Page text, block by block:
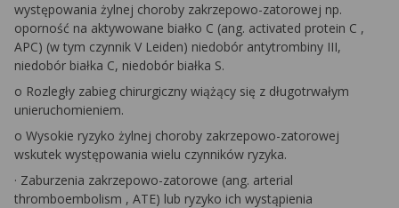
występowania żylnej choroby zakrzepowo-zatorowej np.
oporność na aktywowane białko C (ang. activated protein C ,
APC) (w tym czynnik V Leiden) niedobór antytrombiny III,
niedobór białka C, niedobór białka S.
o Rozległy zabieg chirurgiczny wiążący się z długotrwałym
unieruchomieniem.
o Wysokie ryzyko żylnej choroby zakrzepowo-zatorowej
wskutek występowania wielu czynników ryzyka.
· Zaburzenia zakrzepowo-zatorowe (ang. arterial
thromboembolism , ATE) lub ryzyko ich wystąpienia